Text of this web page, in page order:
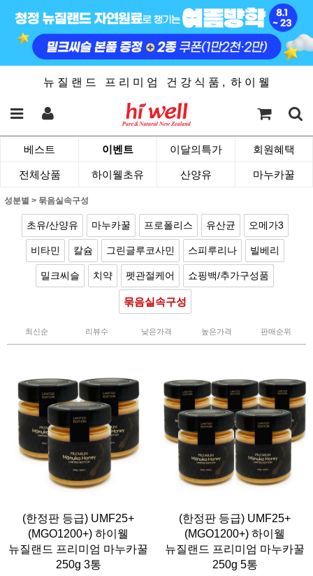
뉴 질 랜 드 프 리 미 엄 건 강 식 품 , 하 이 웰
베스트 이벤트 이달의특가 회원혜택
전체상품 하이웰초유 산양유 마누카꿀
성분별 > 묶음실속구성
초유/산양유 마누카꿀 프로폴리스 유산균 오메가3
비타민 칼슘 그린글루코사민 스피루리나 빌베리
밀크씨슬 치약 펫관절케어 쇼핑백/추가구성품
묶음실속구성
최신순 리뷰수 낮은가격 높은가격 판매순위
(한정판 등급) UMF25+
(MGO1200+) 하이웰
뉴질랜드 프리미엄 마누카꿀
250g 3통
(한정판 등급) UMF25+
(MGO1200+) 하이웰
뉴질랜드 프리미엄 마누카꿀
250g 5통